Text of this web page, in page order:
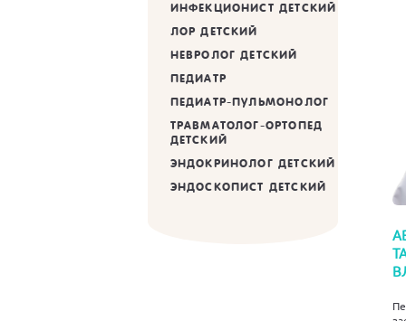
ИНФЕКЦИОНИСТ ДЕТСКИЙ
ЛОР ДЕТСКИЙ
НЕВРОЛОГ ДЕТСКИЙ
ПЕДИАТР
ПЕДИАТР-ПУЛЬМОНОЛОГ
ТРАВМАТОЛОГ-ОРТОПЕД
ДЕТСКИЙ
ЭНДОКРИНОЛОГ ДЕТСКИЙ
ЭНДОСКОПИСТ ДЕТСКИЙ